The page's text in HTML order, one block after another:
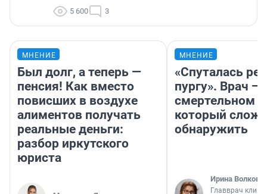
5 600 3
МНЕНИЕ
Был долг, а теперь —
пенсия! Как вместо
повисших в воздухе
алиментов получать
реальные деньги:
разбор иркутского
юриста
МНЕНИЕ
«Спуталась
пургу». Врач —
смертельном
который
обнаружить
Ирина Волкова
Главврач